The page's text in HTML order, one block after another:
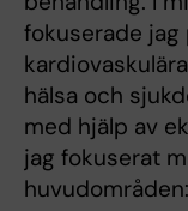
fokuserade
hälsa och
med hjälp av
jag fokuserat
huvudområden: